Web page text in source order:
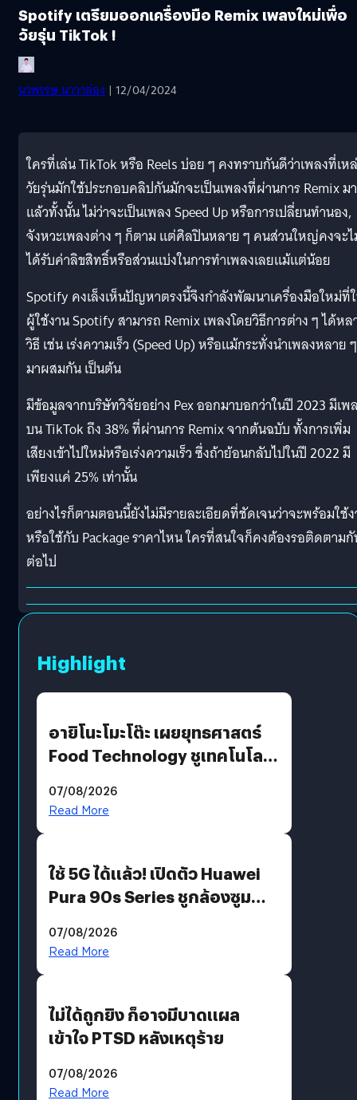
Spotify เตรียมออกเครื่องมือ Remix เพลงใหม่เพื่อ
วัยรุ่น TikTok !
นวพรรษ นาวาล่อง | 12/04/2024
ใครที่เล่น TikTok หรือ Reels บ่อย ๆ คงทราบกันดีว่าเพลงที่เห
วัยรุ่นมักใช้ประกอบคลิปกันมักจะเป็นเพลงที่ผ่านการ Remix มา
แล้วทั้งนั้น ไม่ว่าจะเป็นเพลง Speed Up หรือการเปลี่ยนทำนอง,
จังหวะเพลงต่าง ๆ ก็ตาม แต่ศิลปินหลาย ๆ คนส่วนใหญ่คงจะ
ได้รับค่าลิขสิทธิ์หรือส่วนแบ่งในการทำเพลงเลยแม้แต่น้อย
Spotify คงเล็งเห็นปัญหาตรงนี้จึงกำลังพัฒนาเครื่องมือใหม่ที่
ผู้ใช้งาน Spotify สามารถ Remix เพลงโดยวิธีการต่าง ๆ ได้ห
วิธี เช่น เร่งความเร็ว (Speed Up) หรือแม้กระทั่งนำเพลงหลาย ๆ
มาผสมกัน เป็นต้น
มีข้อมูลจากบริษัทวิจัยอย่าง Pex ออกมาบอกว่าในปี 2023 มีเพ
บน TikTok ถึง 38% ที่ผ่านการ Remix จากต้นฉบับ ทั้งการเพิ่ม
เสียงเข้าไปใหม่หรือเร่งความเร็ว ซึ่งถ้าย้อนกลับไปในปี 2022 มี
เพียงแค่ 25% เท่านั้น
อย่างไรก็ตามตอนนี้ยังไม่มีรายละเอียดที่ชัดเจนว่าจะพร้อมใช้
หรือใช้กับ Package ราคาไหน ใครที่สนใจก็คงต้องรอติดตาม
ต่อไป
Highlight
อายิโนะโมะโต๊ะ เผยยุทธศาสตร์
Food Technology ชูเทคโนโลยี
บริโภคและ B2B
07/08/2026
Read More
ใช้ 5G ได้แล้ว! เปิดตัว Huawei
Pura 90s Series ชูกล้องซูม
07/08/2026
Read More
ไม่ได้ถูกยิง ก็อาจมีบาดแผล
เข้าใจ PTSD หลังเหตุร้าย
07/08/2026
Read More